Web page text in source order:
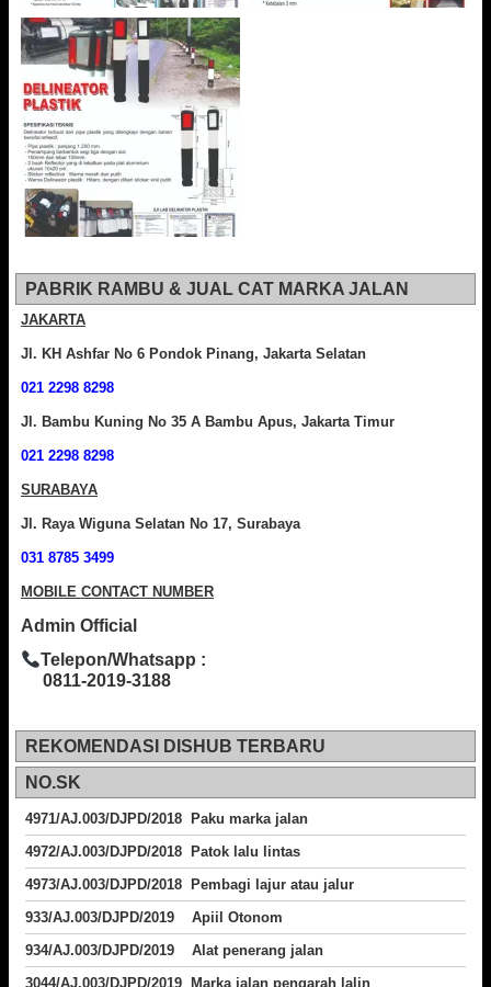
PABRIK RAMBU & JUAL CAT MARKA JALAN
JAKARTA
Jl. KH Ashfar No 6 Pondok Pinang, Jakarta Selatan
021 2298 8298
Jl. Bambu Kuning No 35 A Bambu Apus, Jakarta Timur
021 2298 8298
SURABAYA
Jl. Raya Wiguna Selatan No 17, Surabaya
031 8785 3499
MOBILE CONTACT NUMBER
Admin Official
Telepon/Whatsapp :
0811-2019-3188
REKOMENDASI DISHUB TERBARU
NO.SK
4971/AJ.003/DJPD/2018 Paku marka jalan
4972/AJ.003/DJPD/2018 Patok lalu lintas
4973/AJ.003/DJPD/2018
Pembagi lajur atau jalur
933/AJ.003/DJPD/2019 Apiil Otonom
934/AJ.003/DJPD/2019 Alat penerang jalan
3044/AJ.003/DJPD/2019 Marka jalan pengarah lalin